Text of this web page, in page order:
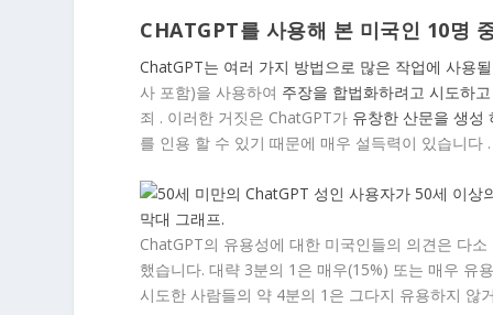
CHATGPT를 사용해 본 미국인 10명
ChatGPT는 여러 가지 방법으로 많은 작업에 사용될
사 포함)을 사용하여 주장을 합법화하려고 시도하
죄 . 이러한 거짓은 ChatGPT가 유창한 산문을 생성
를 인용 할 수 있기 때문에 매우 설득력이 있습니다 .
ChatGPT의 유용성에 대한 미국인들의 의견은 다
했습니다. 대략 3분의 1은 매우(15%) 또는 매우 유
시도한 사람들의 약 4분의 1은 그다지 유용하지 않